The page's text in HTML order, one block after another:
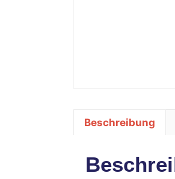
Beschreibung